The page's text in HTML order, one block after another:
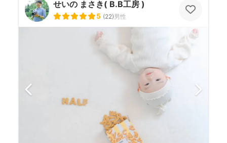
せいの まさき( B.B工房 )
5 (22)男性